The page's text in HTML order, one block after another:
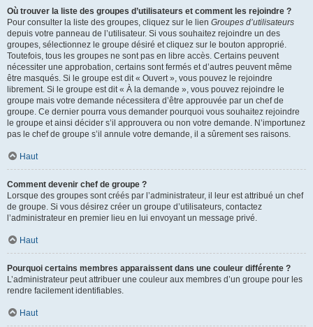
Où trouver la liste des groupes d’utilisateurs et comment les rejoindre ?
Pour consulter la liste des groupes, cliquez sur le lien Groupes d’utilisateurs
depuis votre panneau de l’utilisateur. Si vous souhaitez rejoindre un des
groupes, sélectionnez le groupe désiré et cliquez sur le bouton approprié.
Toutefois, tous les groupes ne sont pas en libre accès. Certains peuvent
nécessiter une approbation, certains sont fermés et d’autres peuvent même
être masqués. Si le groupe est dit « Ouvert », vous pouvez le rejoindre
librement. Si le groupe est dit « À la demande », vous pouvez rejoindre le
groupe mais votre demande nécessitera d’être approuvée par un chef de
groupe. Ce dernier pourra vous demander pourquoi vous souhaitez rejoindre
le groupe et ainsi décider s’il approuvera ou non votre demande. N’importunez
pas le chef de groupe s’il annule votre demande, il a sûrement ses raisons.
Haut
Comment devenir chef de groupe ?
Lorsque des groupes sont créés par l’administrateur, il leur est attribué un chef
de groupe. Si vous désirez créer un groupe d’utilisateurs, contactez
l’administrateur en premier lieu en lui envoyant un message privé.
Haut
Pourquoi certains membres apparaissent dans une couleur différente ?
L’administrateur peut attribuer une couleur aux membres d’un groupe pour les
rendre facilement identifiables.
Haut